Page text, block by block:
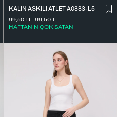
KALIN ASKILI ATLET A0333-L5
99,50TL
HAFTANIN ÇOK SATANI
99,50TL